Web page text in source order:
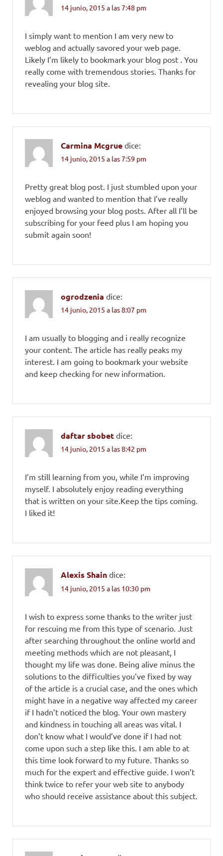
14 junio, 2015 a las 7:48 pm
I simply want to mention I am very new to
weblog and actually savored your web page.
Likely I’m likely to bookmark your blog post . You
really come with tremendous stories. Thanks for
revealing your blog site.
Carmina Mcgrue dice:
14 junio, 2015 a las 7:59 pm
Pretty great blog post. I just stumbled upon your
weblog and wanted to mention that I’ve really
enjoyed browsing your blog posts. After all I’ll be
subscribing for your feed plus I am hoping you
submit again soon!
ogrodzenia dice:
14 junio, 2015 a las 8:07 pm
I am usually to blogging and i really recognize
your content. The article has really peaks my
interest. I am going to bookmark your website
and keep checking for new information.
daftar sbobet dice:
14 junio, 2015 a las 8:42 pm
I’m still learning from you, while I’m improving
myself. I absolutely enjoy reading everything
that is written on your site.Keep the tips coming.
I liked it!
Alexis Shain dice:
14 junio, 2015 a las 10:30 pm
I wish to express some thanks to the writer just
for rescuing me from this type of scenario. Just
after searching throughout the online world and
meeting methods which are not pleasant, I
thought my life was done. Being alive minus the
solutions to the difficulties you’ve fixed by way
of the article is a crucial case, and the ones which
might have in a negative way affected my career
if I hadn’t noticed the blog. Your own mastery
and kindness in touching all areas was vital. I
don’t know what I would’ve done if I had not
come upon such a step like this. I am able to at
this time look forward to my future. Thanks so
much for the expert and effective guide. I won’t
think twice to refer your web site to anybody
who should receive assistance about this subject.